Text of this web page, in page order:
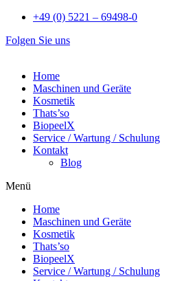
+49 (0) 5221 – 69498-0
Folgen Sie uns
Home
Maschinen und Geräte
Kosmetik
Thats’so
BiopeelX
Service / Wartung / Schulung
Kontakt
Blog
Menü
Home
Maschinen und Geräte
Kosmetik
Thats’so
BiopeelX
Service / Wartung / Schulung